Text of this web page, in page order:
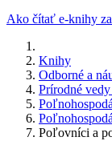
Ako čítať e-knihy
Knihy
Odborné a
Prírodné
Poľovníci a